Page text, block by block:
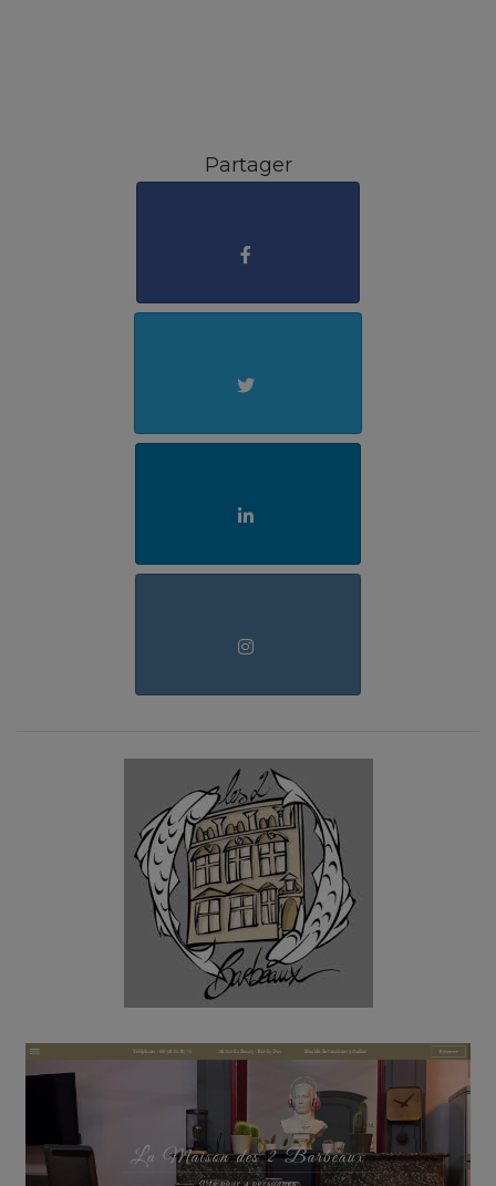
Partager